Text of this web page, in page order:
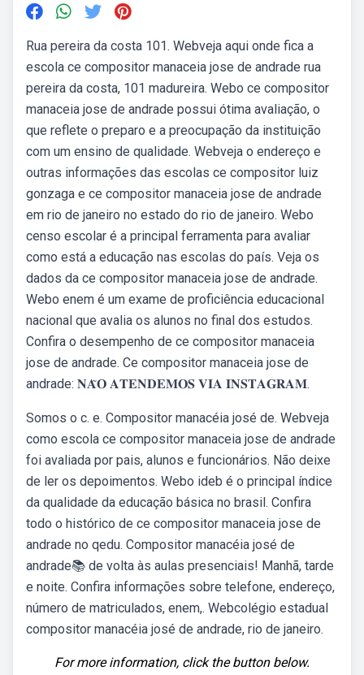
Rua pereira da costa 101. Webveja aqui onde fica a
escola ce compositor manaceia jose de andrade rua
pereira da costa, 101 madureira. Webo ce compositor
manaceia jose de andrade possui ótima avaliação, o
que reflete o preparo e a preocupação da instituição
com um ensino de qualidade. Webveja o endereço e
outras informações das escolas ce compositor luiz
gonzaga e ce compositor manaceia jose de andrade
em rio de janeiro no estado do rio de janeiro. Webo
censo escolar é a principal ferramenta para avaliar
como está a educação nas escolas do país. Veja os
dados da ce compositor manaceia jose de andrade.
Webo enem é um exame de proficiência educacional
nacional que avalia os alunos no final dos estudos.
Confira o desempenho de ce compositor manaceia
jose de andrade. Ce compositor manaceia jose de
andrade: 𝐍𝐀̃𝐎 𝐀𝐓𝐄𝐍𝐃𝐄𝐌𝐎𝐒 𝐕𝐈𝐀 𝐈𝐍𝐒𝐓𝐀𝐆𝐑𝐀𝐌.
Somos o c. e. Compositor manacéia josé de. Webveja
como escola ce compositor manaceia jose de andrade
foi avaliada por pais, alunos e funcionários. Não deixe
de ler os depoimentos. Webo ideb é o principal índice
da qualidade da educação básica no brasil. Confira
todo o histórico de ce compositor manaceia jose de
andrade no qedu. Compositor manacéia josé de
andrade📚 de volta às aulas presenciais! Manhã, tarde
e noite. Confira informações sobre telefone, endereço,
número de matriculados, enem,. Webcolégio estadual
compositor manacéia josé de andrade, rio de janeiro.
For more information, click the button below.